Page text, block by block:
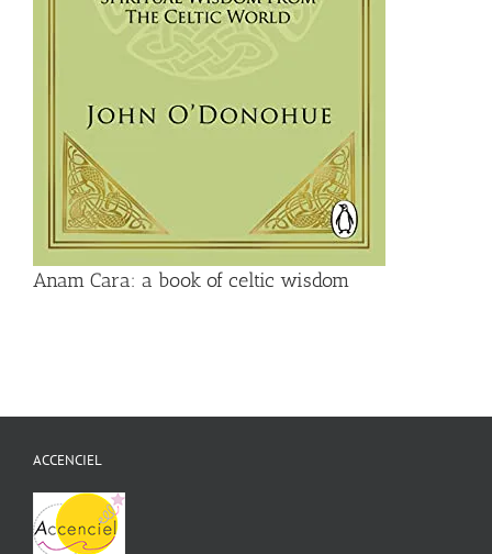
Anam Cara: a book of celtic wisdom
ACCENCIEL